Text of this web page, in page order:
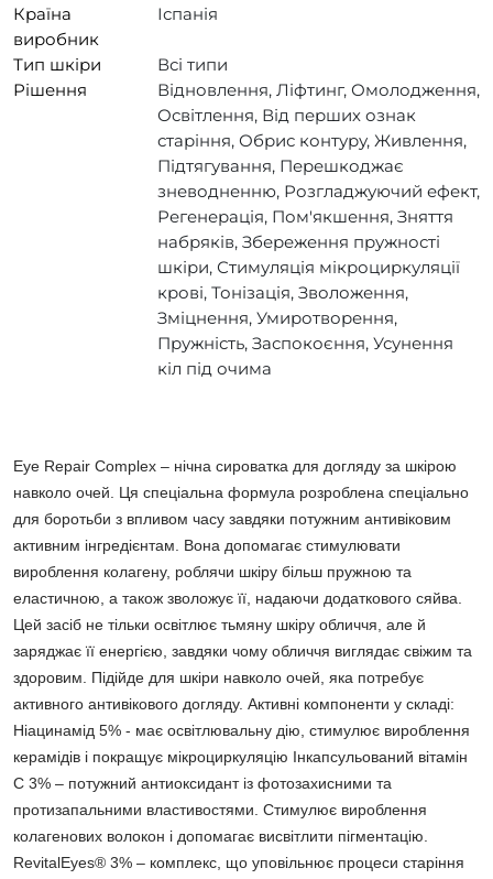
Країна
виробник
Іспанія
Тип шкіри
Всі типи
Рішення
Відновлення, Ліфтинг, Омолодження,
Освітлення, Від перших ознак
старіння, Обрис контуру, Живлення,
Підтягування, Перешкоджає
зневодненню, Розгладжуючий ефект,
Регенерація, Пом'якшення, Зняття
набряків, Збереження пружності
шкіри, Стимуляція мікроциркуляції
крові, Тонізація, Зволоження,
Зміцнення, Умиротворення,
Пружність, Заспокоєння, Усунення
кіл під очима
Eye Repair Complex – нічна сироватка для догляду за шкірою
навколо очей. Ця спеціальна формула розроблена спеціально
для боротьби з впливом часу завдяки потужним антивіковим
активним інгредієнтам. Вона допомагає стимулювати
вироблення колагену, роблячи шкіру більш пружною та
еластичною, а також зволожує її, надаючи додаткового сяйва.
Цей засіб не тільки освітлює тьмяну шкіру обличчя, але й
заряджає її енергією, завдяки чому обличчя виглядає свіжим та
здоровим. Підійде для шкіри навколо очей, яка потребує
активного антивікового догляду. Активні компоненти у складі:
Ніацинамід 5% - має освітлювальну дію, стимулює вироблення
керамідів і покращує мікроциркуляцію Інкапсульований вітамін
С 3% – потужний антиоксидант із фотозахисними та
протизапальними властивостями. Стимулює вироблення
колагенових волокон і допомагає висвітлити пігментацію.
RevitalEyes® 3% – комплекс, що уповільнює процеси старіння